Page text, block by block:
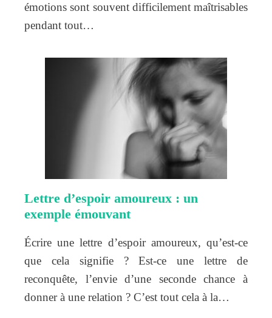
émotions sont souvent difficilement maîtrisables
pendant tout…
Lettre d’espoir amoureux : un
exemple émouvant
Écrire une lettre d’espoir amoureux, qu’est-ce
que cela signifie ? Est-ce une lettre de
reconquête, l’envie d’une seconde chance à
donner à une relation ? C’est tout cela à la…